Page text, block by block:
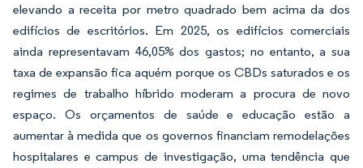
elevando a receita por metro quadrado bem acima da dos
edifícios de escritórios. Em 2025, os edifícios comerciais
ainda representavam 46,05% dos gastos; no entanto, a sua
taxa de expansão fica aquém porque os CBDs saturados e os
regimes de trabalho híbrido moderam a procura de novo
espaço. Os orçamentos de saúde e educação estão a
aumentar à medida que os governos financiam remodelações
hospitalares e campus de investigação, uma tendência que